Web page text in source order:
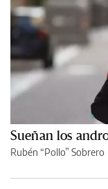
Sueñan los
Rubén “Pollo” Sobrero